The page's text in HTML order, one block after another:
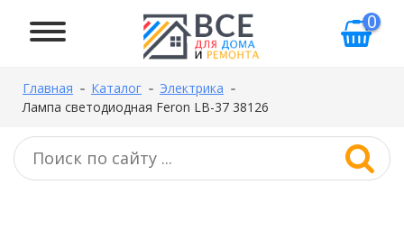
0
Главная Каталог
Электрика
Лампа светодиодная Feron LB-37 38126